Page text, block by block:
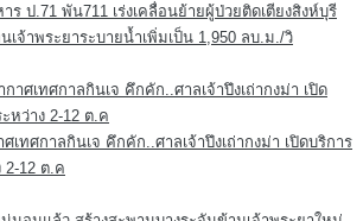
ป.71 พัน711 เร่งเคลื่อนย้ายผู้ป่วยติดเตียงสิงห์บุรี
เจ้าพระยาระบายน้ำเพิ่มเป็น 1,950 ลบ.ม./วิ
เทศกาลกินเจ คึกคัก..ศาลเจ้าปึงเถ่ากงม่า เปิดบริการ
2-12 ต.ค